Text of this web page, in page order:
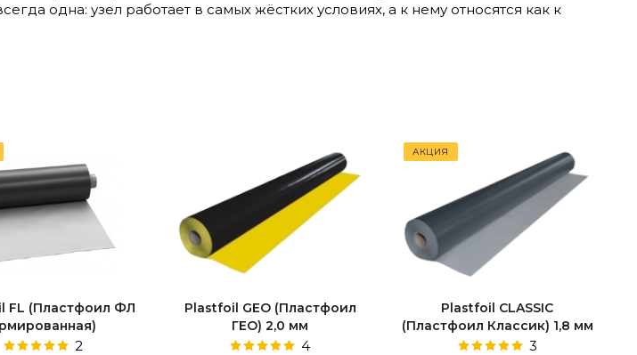
одна: узел работает в самых жёстких условиях, а к нему относятся как к
FL (Пластфоил ФЛ
2
Plastfoil GEO (Пластфоил
ГЕО) 2,0 мм
4
АКЦИЯ
Plastfoil CLASSIC
(Пластфоил Классик) 1,8 мм
3